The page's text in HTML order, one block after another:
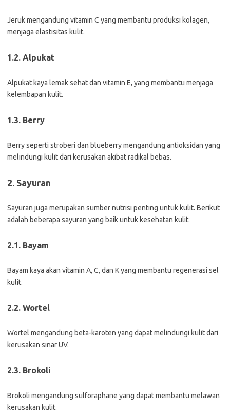
Jeruk mengandung vitamin C yang membantu produksi kolagen,
menjaga elastisitas kulit.
1.2. Alpukat
Alpukat kaya lemak sehat dan vitamin E, yang membantu menjaga
kelembapan kulit.
1.3. Berry
Berry seperti stroberi dan blueberry mengandung antioksidan yang
melindungi kulit dari kerusakan akibat radikal bebas.
2. Sayuran
Sayuran juga merupakan sumber nutrisi penting untuk kulit. Berikut
adalah beberapa sayuran yang baik untuk kesehatan kulit:
2.1. Bayam
Bayam kaya akan vitamin A, C, dan K yang membantu regenerasi sel
kulit.
2.2. Wortel
Wortel mengandung beta-karoten yang dapat melindungi kulit dari
kerusakan sinar UV.
2.3. Brokoli
Brokoli mengandung sulforaphane yang dapat membantu melawan
kerusakan kulit.